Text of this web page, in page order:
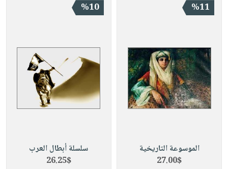
%11
الموسوعة التاريخية
27.00$
%10
سلسلة أبطال العرب
26.25$